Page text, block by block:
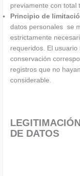
previamente con total
Principio de
datos personales se
estrictamente
requeridos. El
conservación
registros que no
considerable.
DE DATOS